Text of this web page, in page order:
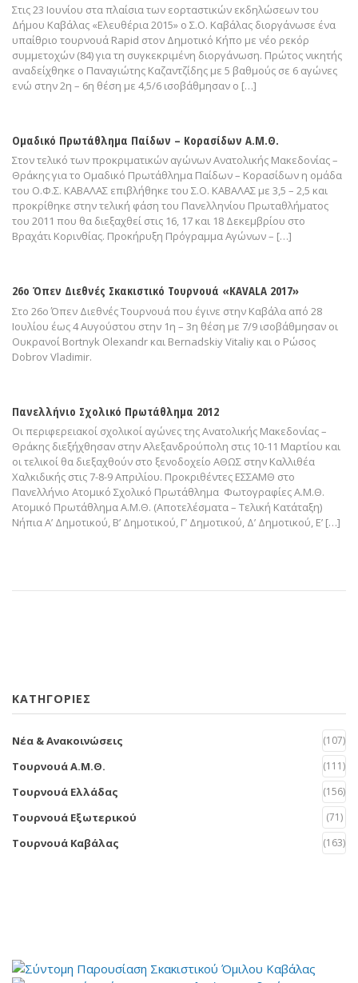
Στις 23 Ιουνίου στα πλαίσια των εορταστικών εκδηλώσεων του
Δήμου Καβάλας «Ελευθέρια 2015» ο Σ.Ο. Καβάλας διοργάνωσε ένα
υπαίθριο τουρνουά Rapid στον Δημοτικό Κήπο με νέο ρεκόρ
συμμετοχών (84) για τη συγκεκριμένη διοργάνωση. Πρώτος νικητής
αναδείχθηκε ο Παναγιώτης Καζαντζίδης με 5 βαθμούς σε 6 αγώνες
ενώ στην 2η – 6η θέση με 4,5/6 ισοβάθμησαν ο […]
Ομαδικό Πρωτάθλημα Παίδων – Κορασίδων Α.Μ.Θ.
Στον τελικό των προκριματικών αγώνων Ανατολικής Μακεδονίας –
Θράκης για το Ομαδικό Πρωτάθλημα Παίδων – Κορασίδων η ομάδα
του Ο.Φ.Σ. ΚΑΒΑΛΑΣ επιβλήθηκε του Σ.Ο. ΚΑΒΑΛΑΣ με 3,5 – 2,5 και
προκρίθηκε στην τελική φάση του Πανελληνίου Πρωταθλήματος
του 2011 που θα διεξαχθεί στις 16, 17 και 18 Δεκεμβρίου στο
Βραχάτι Κορινθίας. Προκήρυξη Πρόγραμμα Αγώνων – […]
26ο Όπεν Διεθνές Σκακιστικό Τουρνουά «KAVALA 2017»
Στο 26ο Όπεν Διεθνές Τουρνουά που έγινε στην Καβάλα από 28
Ιουλίου έως 4 Αυγούστου στην 1η – 3η θέση με 7/9 ισοβάθμησαν οι
Ουκρανοί Bortnyk Olexandr και Bernadskiy Vitaliy και ο Ρώσος
Dobrov Vladimir.
Πανελλήνιο Σχολικό Πρωτάθλημα 2012
Οι περιφερειακοί σχολικοί αγώνες της Ανατολικής Μακεδονίας –
Θράκης διεξήχθησαν στην Αλεξανδρούπολη στις 10-11 Μαρτίου και
οι τελικοί θα διεξαχθούν στο ξενοδοχείο ΑΘΩΣ στην Καλλιθέα
Χαλκιδικής στις 7-8-9 Απριλίου. Προκριθέντες ΕΣΣΑΜΘ στο
Πανελλήνιο Ατομικό Σχολικό Πρωτάθλημα Φωτογραφίες Α.Μ.Θ.
Ατομικό Πρωτάθλημα Α.Μ.Θ. (Αποτελέσματα – Τελική Κατάταξη)
Νήπια Α’ Δημοτικού, B’ Δημοτικού, Γ’ Δημοτικού, Δ’ Δημοτικού, Ε’ […]
KΑΤΗΓΟΡΙΕΣ
Νέα & Ανακοινώσεις (107)
Τουρνουά Α.Μ.Θ. (111)
Τουρνουά Ελλάδας (156)
Τουρνουά Εξωτερικού (71)
Τουρνουά Καβάλας (163)